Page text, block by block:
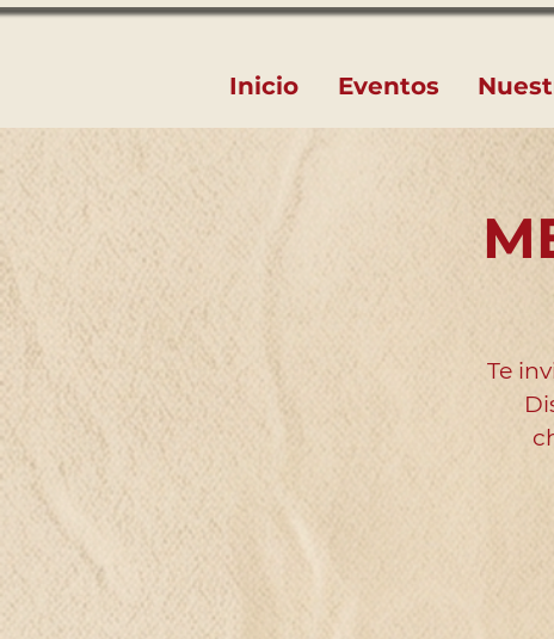
Inicio Eventos
Te